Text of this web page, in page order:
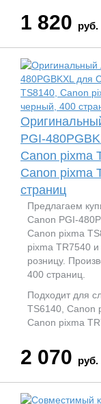
1 820 руб.
PGI-
Canon pixma
Canon pixma
страниц
Предлагаем
Canon PGI-
Canon pixma
pixma TR7540
розницу.
400 страниц.
Подходит для
TS6140, Canon
Canon pixma
2 070 руб.